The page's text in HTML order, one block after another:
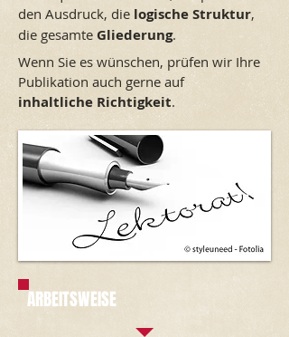
den Ausdruck, die logische Struktur,
die gesamte Gliederung.
Wenn Sie es wünschen, prüfen wir Ihre
Publikation auch gerne auf
inhaltliche Richtigkeit.
ARBEITSWEISE